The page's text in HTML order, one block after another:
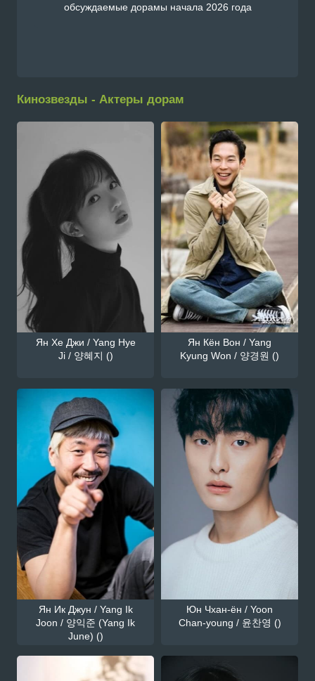
обсуждаемые дорамы начала 2026 года
Кинозвезды - Актеры дорам
Ян Хе Джи / Yang Hye
Ji / 양혜지 ()
Ян Кён Вон / Yang
Kyung Won / 양경원 ()
Ян Ик Джун / Yang Ik
Joon / 양익준 (Yang Ik
June) ()
Юн Чхан-ён / Yoon
Chan-young / 윤찬영 ()